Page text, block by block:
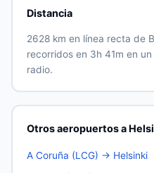
Distancia
2628 km en línea recta de
recorridos en 3h 41m en
radio.
Otros aeropuertos a
A Coruña (LCG) → Helsinki